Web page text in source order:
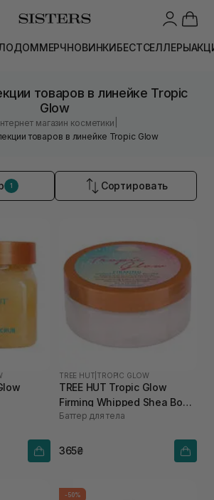
ДОММЕРЧНОВИНКИБЕСТСЕЛЛЕРЫ
товаров в линейке Tropic
Glow
магазин косметики
товаров в линейке Tropic Glow
1 Сортировать
TREE HUT TROPIC GLOW
TREE HUT Tropic Glow
Firming Whipped Shea Body
Butter 85 г
Баттер для тела
365₴
-50%